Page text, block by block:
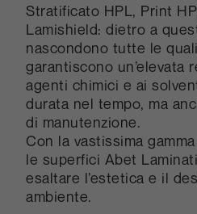
Stratificato HPL, Print
Lamishield: dietro a
nascondono tutte le
garantiscono un’elevata
agenti chimici e ai
durata nel tempo, ma
di manutenzione.
Con la vastissima
le superfici Abet
esaltare l’estetica e il
ambiente.